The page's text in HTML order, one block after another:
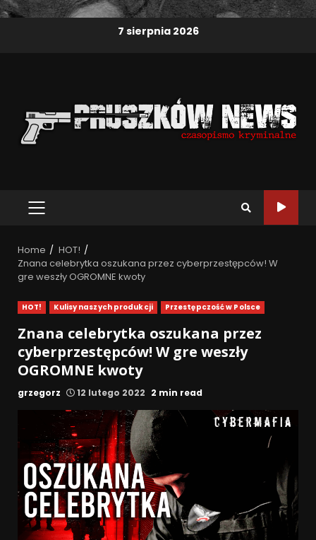
7 sierpnia 2026
Home
HOT!
Znana celebrytka oszukana przez cyberprzestępców! W
gre weszły OGROMNE kwoty
HOT! Kulisy naszych produkcji Przestępczość w Polsce
Znana celebrytka oszukana przez
cyberprzestępców! W gre weszły
OGROMNE kwoty
grzegorz 12 lutego 2022 2 min read